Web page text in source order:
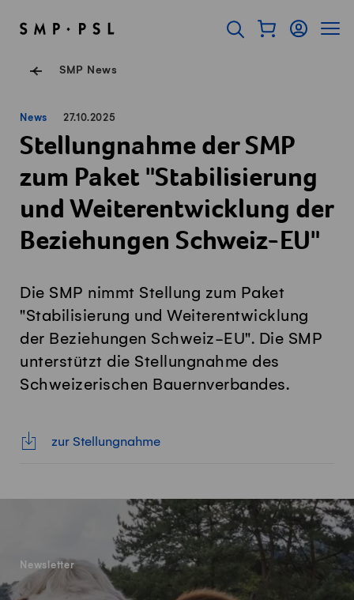
Suche öffnen
Warenkorb als
Login
SMP News
News 27.10.2025
Stellungnahme der SMP
zum Paket "Stabilisierung
und Weiterentwicklung der
Beziehungen Schweiz-EU"
Die SMP nimmt Stellung zum Paket
"Stabilisierung und Weiterentwicklung
der Beziehungen Schweiz-EU". Die SMP
unterstützt die Stellungnahme des
Schweizerischen Bauernverbandes.
zur Stellungnahme
Newsletter